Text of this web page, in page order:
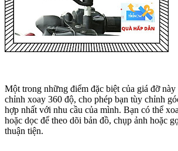
Một trong những điểm đặc biệt của giá đỡ này
chỉnh xoay 360 độ, cho phép bạn tùy chỉnh
hợp nhất với nhu cầu của mình. Bạn có thể
hoặc dọc để theo dõi bản đồ, chụp ảnh hoặc
thuận tiện.